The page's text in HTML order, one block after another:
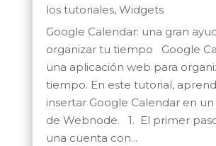
los tutoriales, Widgets
Google Calendar: una gran
organizar tu tiempo Google
una aplicación web para
tiempo. En este tutorial,
insertar Google Calendar en
de Webnode. 1. El primer
una cuenta con...